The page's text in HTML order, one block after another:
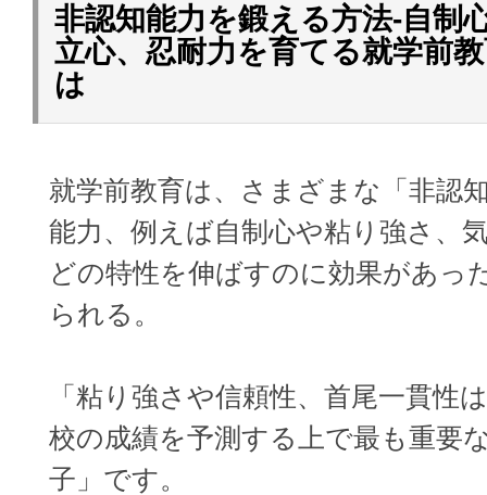
非認知能力を鍛える方法‐自制
立心、忍耐力を育てる就学前
は
就学前教育は、さまざまな「非認
能力、例えば自制心や粘り強さ、
どの特性を伸ばすのに効果があっ
られる。
「粘り強さや信頼性、首尾一貫性
校の成績を予測する上で最も重要
子」です。